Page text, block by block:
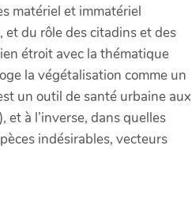
matériel et immatériel
du rôle des citadins et des
étroit avec la thématique
la végétalisation comme un
un outil de santé urbaine aux
à l’inverse, dans quelles
indésirables, vecteurs